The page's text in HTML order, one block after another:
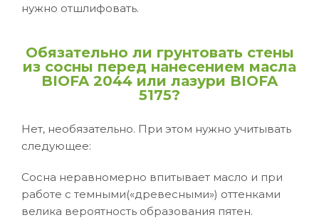
нужно отшлифовать.
Обязательно ли грунтовать стены
из сосны перед нанесением масла
BIOFA 2044 или лазури BIOFA
5175?
Нет, необязательно. При этом нужно учитывать
следующее:
Сосна неравномерно впитывает масло и при
работе с темными(«древесными») оттенками
велика вероятность образования пятен.